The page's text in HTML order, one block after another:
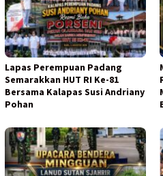
Lapas Perempuan Padang
Semarakkan HUT RI Ke-81
Bersama Kalapas Susi Andriany
Pohan